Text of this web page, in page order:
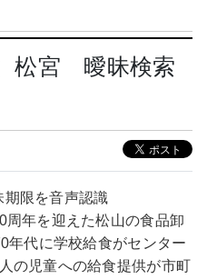
松宮 曖昧検索
限を音声認識
周年を迎えた松山の食品卸
年代に学校給食がセンター
の児童への給食提供が市町